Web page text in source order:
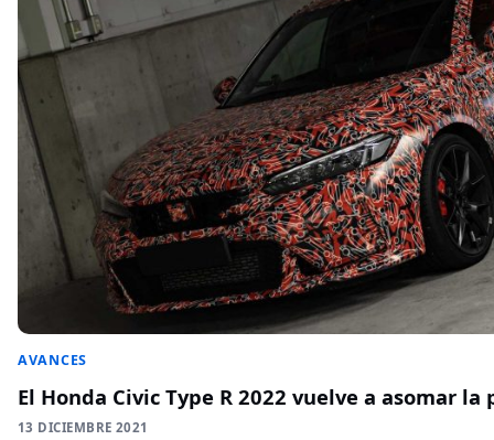
AVANCES
El Honda Civic Type R 2022 vuelve a asomar
13 DICIEMBRE 2021